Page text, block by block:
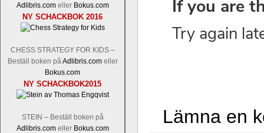
Adlibris.comeller Bokus.com
NY SCHACKBOK 2016
CHESS STRATEGY FOR KIDS –
Beställ boken påAdlibris.comeller
Bokus.com
NY SCHACKBOK2015
STEIN – Beställ boken på
Adlibris.comeller Bokus.com
Lämna en